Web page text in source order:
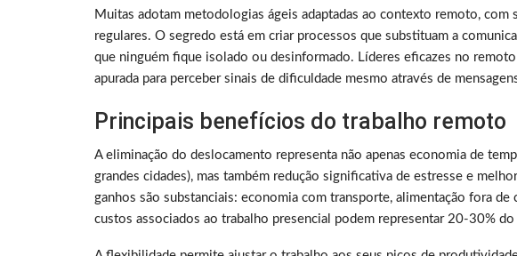
Muitas adotam metodologias ágeis adaptadas ao contexto remoto,
regulares. O segredo está em criar processos que substituam a
que ninguém fique isolado ou desinformado. Líderes eficazes no
apurada para perceber sinais de dificuldade mesmo através de
Principais benefícios do trabalho remoto
A eliminação do deslocamento representa não apenas economia de
grandes cidades), mas também redução significativa de estresse e
ganhos são substanciais: economia com transporte, alimentação fora
custos associados ao trabalho presencial podem representar 20-30% do